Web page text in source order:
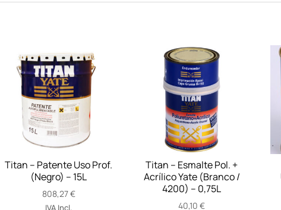
Titan – Patente Uso Prof.
(Negro) – 15L
808,27€
IVA Incl.
Titan – Esmalte Pol. +
Acrílico Yate (Branco /
4200) – 0,75L
40,10€